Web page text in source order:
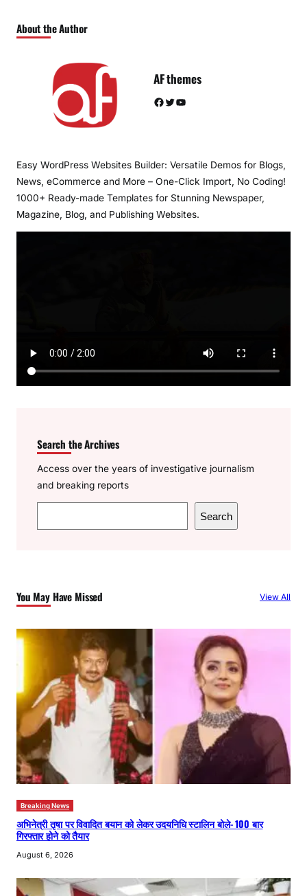
About the Author
AF themes
Facebook Twitter YouTube
Easy WordPress Websites Builder: Versatile Demos for Blogs,
News, eCommerce and More – One-Click Import, No Coding!
1000+ Ready-made Templates for Stunning Newspaper,
Magazine, Blog, and Publishing Websites.
Search the Archives
Access over the years of investigative journalism
and breaking reports
e
h
Search
You May Have Missed View All
Breaking News
अभिनेत्री तृषा पर विवादित बयान को लेकर उदयनिधि स्टालिन बोले- 100 बार
गिरफ्तार होने को तैयार
August 6, 2026